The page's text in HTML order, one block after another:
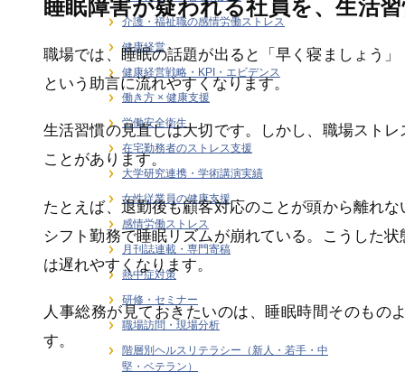
睡眠障害が疑われる社員を、生活
職場では、睡眠の話題が出ると「早く寝ましょう
という助言に流れやすくなります。
生活習慣の見直しは大切です。しかし、職場スト
ことがあります。
たとえば、退勤後も顧客対応のことが頭から離れ
シフト勤務で睡眠リズムが崩れている。こうした
は遅れやすくなります。
人事総務が見ておきたいのは、睡眠時間そのもの
す。
介護・福祉職の感情労働ストレス
健康経営
健康経営戦略・KPI・エビデンス
働き方 × 健康支援
労働安全衛生
在宅勤務者のストレス支援
大学研究連携・学術講演実績
女性従業員の健康支援
感情労働ストレス
月刊誌連載・専門寄稿
熱中症対策
研修・セミナー
職場訪問・現場分析
階層別ヘルスリテラシー（新人・若手・中
堅・ベテラン）